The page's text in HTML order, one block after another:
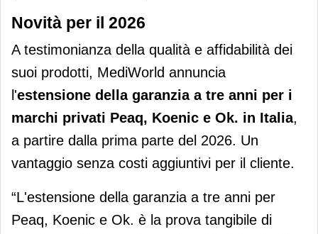
Novità per il 2026
A testimonianza della qualità e affidabilità dei
suoi prodotti, MediWorld annuncia
l'estensione della garanzia a tre anni per i
marchi privati Peaq, Koenic e Ok. in Italia,
a partire dalla prima parte del 2026. Un
vantaggio senza costi aggiuntivi per il cliente.
“L'estensione della garanzia a tre anni per
Peaq, Koenic e Ok. è la prova tangibile di